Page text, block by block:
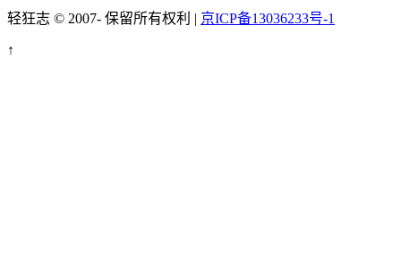
轻狂志 © 2007- 保留所有权利 | 京ICP备13036233号-1
↑